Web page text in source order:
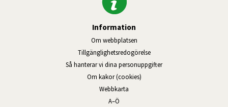
Information
Om webbplatsen
Tillgänglighetsredogörelse
Så hanterar vi dina personuppgifter
Om kakor (cookies)
Webbkarta
A–Ö